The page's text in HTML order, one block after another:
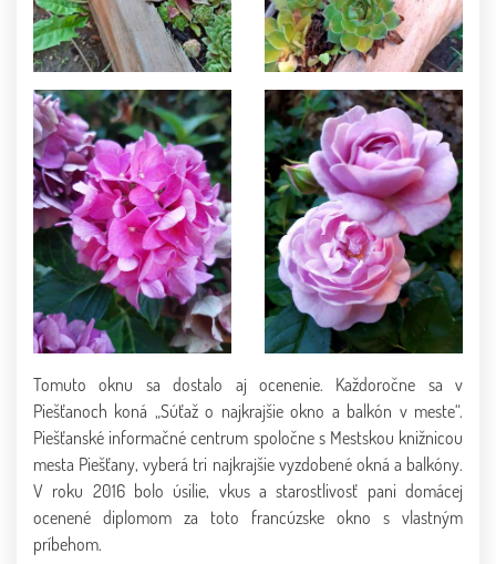
Tomuto oknu sa dostalo aj ocenenie. Každoročne sa v
Piešťanoch koná „Súťaž o najkrajšie okno a balkón v meste“.
Piešťanské informačné centrum spoločne s Mestskou knižnicou
mesta Piešťany, vyberá tri najkrajšie vyzdobené okná a balkóny.
V roku 2016 bolo úsilie, vkus a starostlivosť pani domácej
ocenené diplomom za toto francúzske okno s vlastným
príbehom.